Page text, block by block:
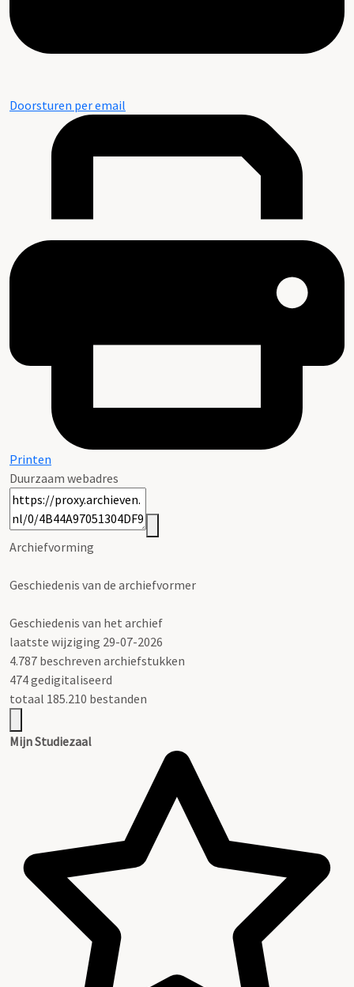
Doorsturen per email
Printen
Duurzaam webadres
Archiefvorming
Geschiedenis van de archiefvormer
Geschiedenis van het archief
laatste wijziging 29-07-2026
4.787 beschreven archiefstukken
474 gedigitaliseerd
totaal 185.210 bestanden
Mijn Studiezaal